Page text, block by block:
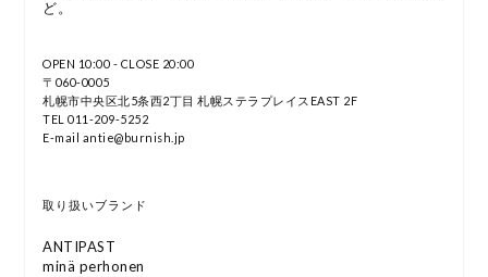
ど。
OPEN 10:00 - CLOSE 20:00
〒060-0005
札幌市中央区北5条西2丁目 札幌ステラプレイスEAST 2F
TEL 011-209-5252
E-mail antie@burnish.jp
取り扱いブランド
ANTIPAST
minä perhonen